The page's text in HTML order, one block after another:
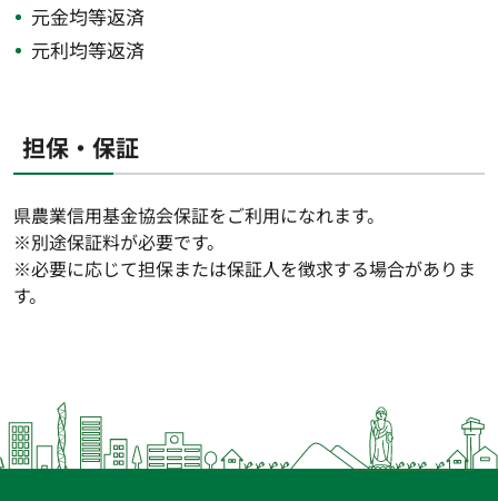
元金均等返済
元利均等返済
担保・保証
県農業信用基金協会保証をご利用になれます。
※別途保証料が必要です。
※必要に応じて担保または保証人を徴求する場合がありま
す。